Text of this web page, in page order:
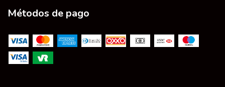
Métodos de pago